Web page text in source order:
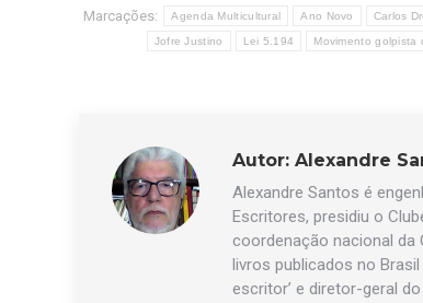
Marcações: Agenda Multicultural Ano Novo Carlos
Jofre Justino Lei 5.194 Movimento golpista
Autor: Alexandre
Alexandre Santos é
Escritores, presidiu o
coordenação nacional da
livros publicados no
escritor’ e diretor-geral do